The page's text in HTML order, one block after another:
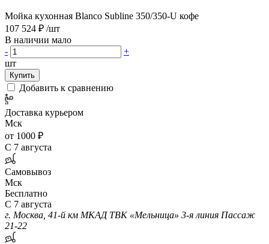
Мойка кухонная Blanco Subline 350/350-U кофе
107 524 ₽ /шт
В наличии мало
-
+
шт
Купить
Добавить к сравнению
Доставка курьером
Мск
от 1000 ₽
С 7 августа
Самовывоз
Мск
Бесплатно
С 7 августа
г. Москва, 41-й км МКАД ТВК «Мельница» 3-я линия Пассаж
21-22